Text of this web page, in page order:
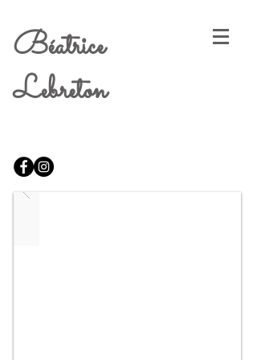
Béatrice
Lebreton